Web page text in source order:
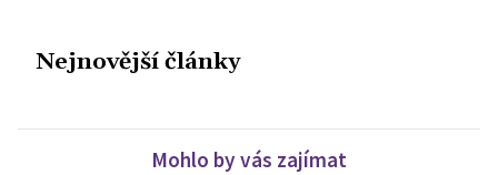
Nejnovější články
Mohlo by vás zajímat